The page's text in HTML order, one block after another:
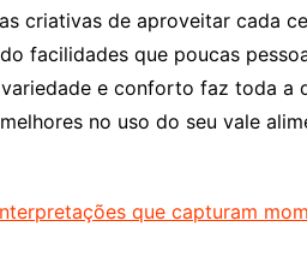
criativas de aproveitar cada
facilidades que poucas
e conforto faz toda a
no uso do seu vale
que capturam